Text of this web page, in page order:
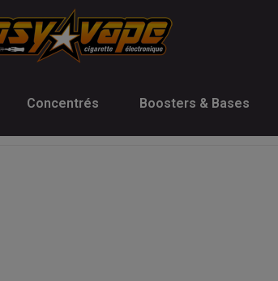
Concentrés Boosters & Bases